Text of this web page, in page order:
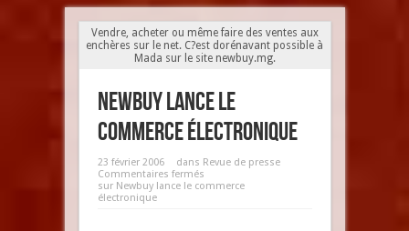
Vendre, acheter ou même faire des ventes aux
enchères sur le net. C?est dorénavant possible à
Mada sur le site newbuy.mg.
Newbuy lance le
commerce électronique
23 février 2006 dans Revue de presse
Commentaires fermés
sur Newbuy lance le commerce
électronique